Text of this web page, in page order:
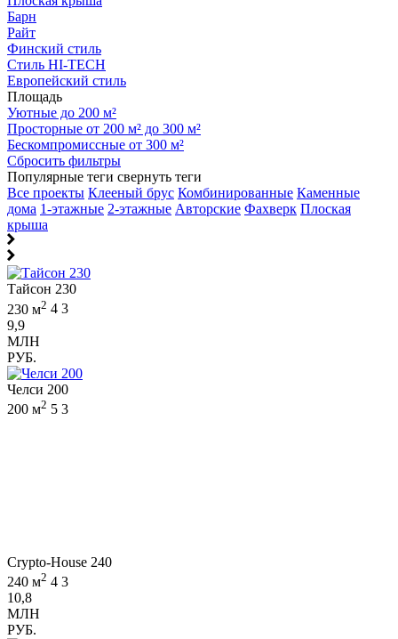
Барн
Райт
Финский стиль
Стиль HI-TECH
Европейский стиль
Площадь
Уютные до 200 м²
Просторные от 200 м² до 300 м²
Бескомпромиссные от 300 м²
Сбросить фильтры
Популярные теги свернуть теги
Все проекты Клееный брус Комбинированные Каменные
дома 1-этажные 2-этажные Авторские Фахверк Плоская
крыша
Тайсон 230
230 м2 4 3
9,9
МЛН
РУБ.
Челси 200
200 м2 5 3
Crypto-House 240
240 м2 4 3
10,8
МЛН
РУБ.